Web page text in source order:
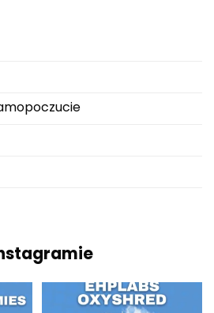
...
Niska zawartość tłuszczu i 150
mg kofeiny w...